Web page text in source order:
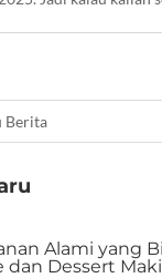
Alami yang
dan Dessert